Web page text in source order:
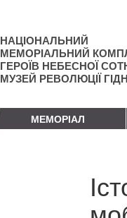
НАЦІОНАЛЬНИЙ
МЕМОРІАЛЬНИЙ
ГЕРОЇВ НЕБЕСНОЇ
МУЗЕЙ РЕВОЛЮЦІЇ
МЕМОРІАЛ